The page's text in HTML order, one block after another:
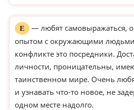
Е
— любят самовыражаться,
опытом с окружающими
конфликте это посредники.
личности, проницательны,
таинственном мире. Очень
и узнавать что-то новое, не
одном месте надолго.